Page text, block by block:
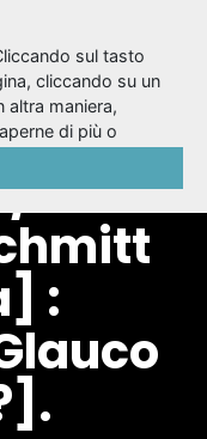
Eric-
:
sul tasto
cliccando su un
altra maniera,
di più o